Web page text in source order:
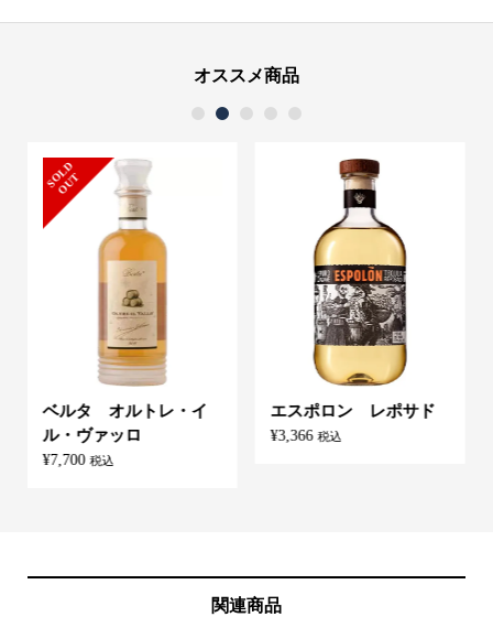
オススメ商品
S
O
L
D
O
U
T
ベルタ オルトレ・イ
ル・ヴァッロ
¥7,700 税込
エスポロン レポサド
¥3,366 税込
2
関連商品